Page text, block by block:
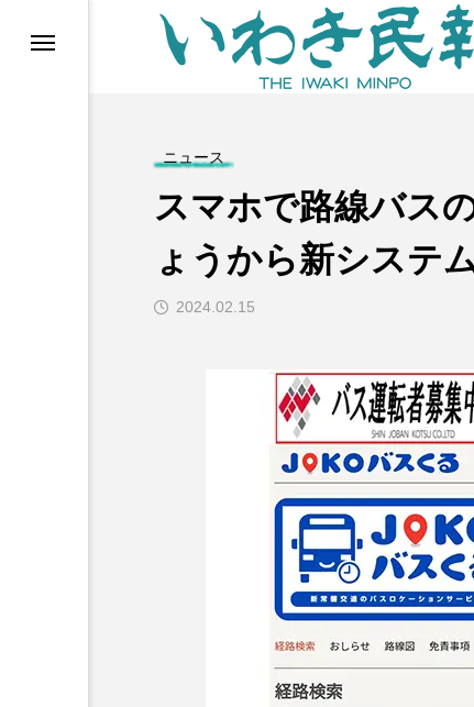
ニュース
スマホで路線バス
ょうから新システ
2024.02.15